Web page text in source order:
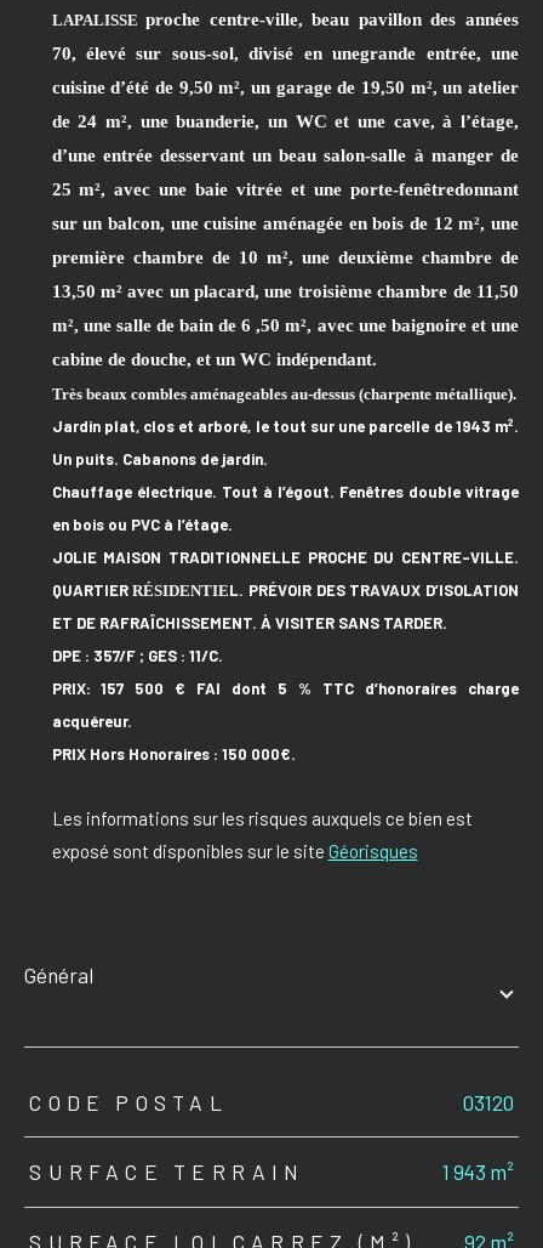
LAPALISSEproche centre-ville, beau pavillon des années
70, élevé sur sous-sol,divisé enunegrande entrée, une
cuisine d’été de 9,50 m², un garage de 19,50 m², un atelier
de 24 m², une buanderie, un WC et une cave, à l’étage,
d’une entrée desservant un beau salon-salle à manger de
25 m²,avecunebaie vitrée etune porte-fenêtredonnant
sur un balcon, une cuisine aménagée en bois de 12 m², une
première chambre de 10 m², une deuxième chambre de
13,50 m² avec unplacard, une troisième chambre de 11,50
m², une salle de bain de 6 ,50 m², avec une baignoire etune
cabine de douche, et un WC indépendant.
Très beaux combles aménageables au-dessus (charpente métallique).
Jardin plat, clos et arboré, le tout sur une parcelle de 1943 m².
Un puits. Cabanons de jardin.
Chauffage électrique. Tout à l’égout. Fenêtres double vitrage
en bois ou PVC à l’étage.
JOLIE MAISON TRADITIONNELLE PROCHE DU CENTRE-VILLE.
QUARTIERRÉSIDENTIEL. PRÉVOIR DES TRAVAUX D’ISOLATION
ET DE RAFRAÎCHISSEMENT. À VISITER SANS TARDER.
DPE : 357/F ; GES : 11/C.
PRIX: 157 500 € FAI dont 5 % TTC d’honoraires charge
acquéreur.
PRIX Hors Honoraires : 150 000€.
Les informations sur les risques auxquels ce bien est
exposé sont disponibles sur le site Géorisques
général
TRAD_ZEPHYR_Caracteristique TRAD_ZEPHYR_Valeurs
CODE POSTAL 03120
SURFACE TERRAIN 1 943 m²
SURFACE LOI CARREZ (M²) 92 m²